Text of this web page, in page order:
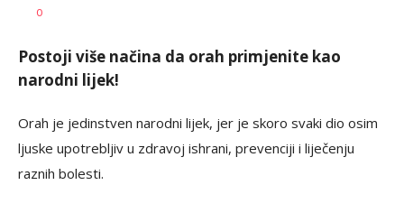
AUTOR
0
Postoji više načina da orah primjenite kao
narodni lijek!
Orah je jedinstven narodni lijek, jer je skoro svaki dio osim
ljuske upotrebljiv u zdravoj ishrani, prevenciji i liječenju
raznih bolesti.